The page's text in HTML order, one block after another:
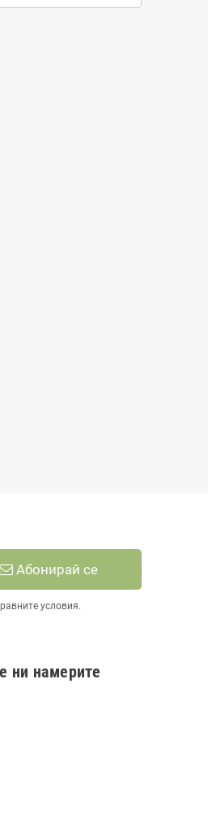
Абонирай се
условия.
ни намерите